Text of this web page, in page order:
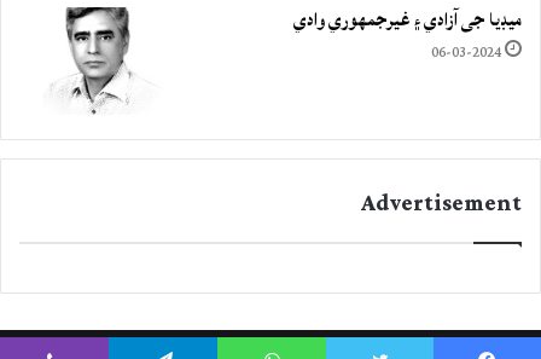
ميڊيا جي آزادي ۽ غيرجمھوري وادي
06-03-2024
Advertisement